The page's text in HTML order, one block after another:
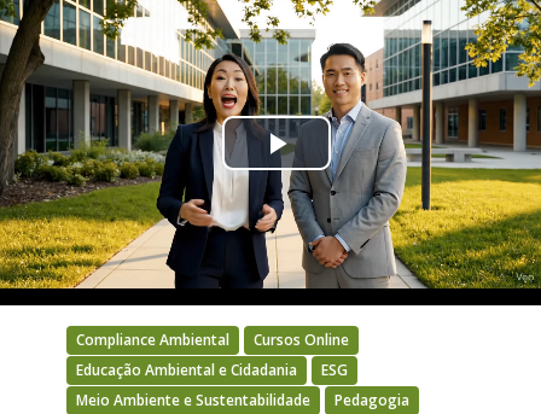
Play
Video
Compliance Ambiental
Cursos Online
Educação Ambiental e Cidadania
ESG
Meio Ambiente e Sustentabilidade
Pedagogia